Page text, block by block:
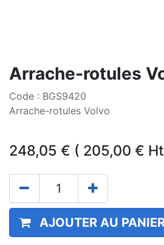
Arrache-rotules
Code : BGS9420
Arrache-rotules Volvo
248,05 € ( 205,00 €
AJOUTER AU